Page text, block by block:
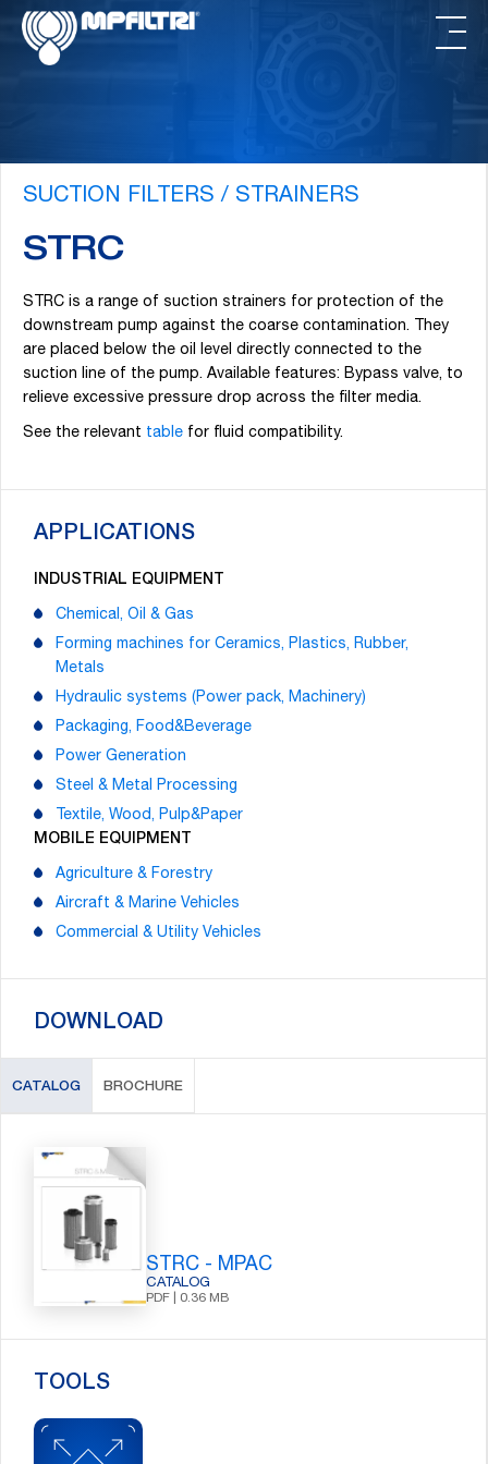
Skip
Skip
footer
SUCTION FILTERS / STRAINERS
STRC
STRC is a range of suction strainers for protection of the
downstream pump against the coarse contamination. They
are placed below the oil level directly connected to the
suction line of the pump. Available features: Bypass valve, to
relieve excessive pressure drop across the filter media.
See the relevant table for fluid compatibility.
APPLICATIONS
INDUSTRIAL EQUIPMENT
Chemical, Oil & Gas
Forming machines for Ceramics, Plastics, Rubber,
Metals
Hydraulic systems (Power pack, Machinery)
Packaging, Food&Beverage
Power Generation
Steel & Metal Processing
Textile, Wood, Pulp&Paper
MOBILE EQUIPMENT
Agriculture & Forestry
Aircraft & Marine Vehicles
Commercial & Utility Vehicles
DOWNLOAD
CATALOG BROCHURE
STRC - MPAC
CATALOG
PDF | 0.36 MB
TOOLS